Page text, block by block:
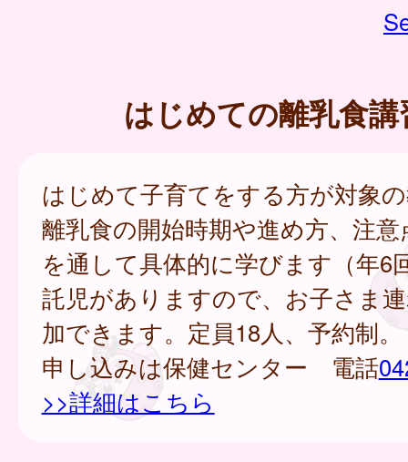
はじめての離乳食講
はじめて子育てをする方が対象
離乳食の開始時期や進め方、注
を通して具体的に学びます（年6
託児がありますので、お子さま
加できます。定員18人、予約制。
申し込みは保健センター 電話
>>詳細はこちら